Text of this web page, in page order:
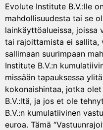
Evolute Institute B.V.:lle
mahdollisuudesta tai se
lainkäyttöalueissa, joissa
tai rajoittamista ei sallita,
sallimaan suurimpaan
Institute B.V.:n
missään tapauksessa
kokonaishintaa, jotka
B.V.:ltä, ja jos et ole
B.V.:n kumulatiivinen
euroa. Tämä